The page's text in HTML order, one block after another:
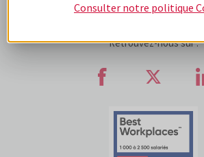
C'EST DANS LA BOITE
Retrouvez-nous sur :
Retrouvez-
Consulter notre politique